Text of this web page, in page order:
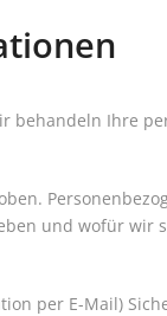
behandeln Ihre
und wofür wir
per E-Mail)